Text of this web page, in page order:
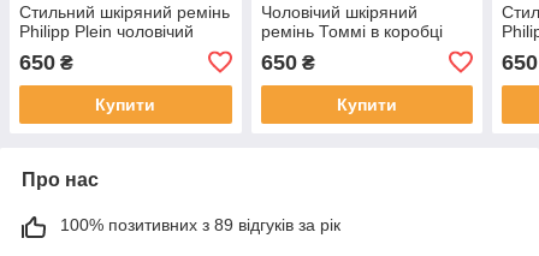
Стильний шкіряний ремінь
Philipp Plein чоловічий
650 ₴
Купити
Чоловічий шкіряний
ремінь Томмі в коробці
650₴
Купити
650
Про нас
100% позитивних з 89 відгуків за рік